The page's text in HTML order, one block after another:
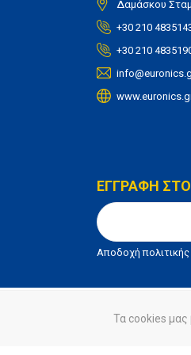
Δαμάσκου
+30 210
+30 210
ΕΓΓΡΑΦΗ ΣΤΟ
Αποδοχή
© euronics 2020
Τα cookies μας